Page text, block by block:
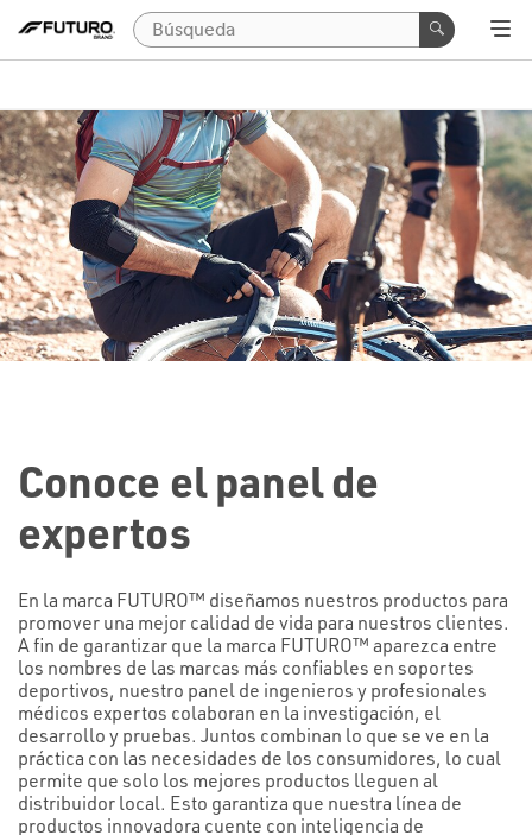
Conoce el panel de
expertos
En la marca FUTURO™ diseñamos nuestros productos para
promover una mejor calidad de vida para nuestros clientes.
A fin de garantizar que la marca FUTURO™ aparezca entre
los nombres de las marcas más confiables en soportes
deportivos, nuestro panel de ingenieros y profesionales
médicos expertos colaboran en la investigación, el
desarrollo y pruebas. Juntos combinan lo que se ve en la
práctica con las necesidades de los consumidores, lo cual
permite que solo los mejores productos lleguen al
distribuidor local. Esto garantiza que nuestra línea de
productos innovadora cuente con inteligencia de